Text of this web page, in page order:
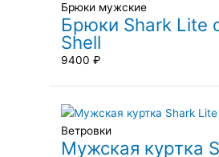
Брюки мужские
Брюки Shark Lite
Shell
9400 ₽
Ветровки
Мужская куртка